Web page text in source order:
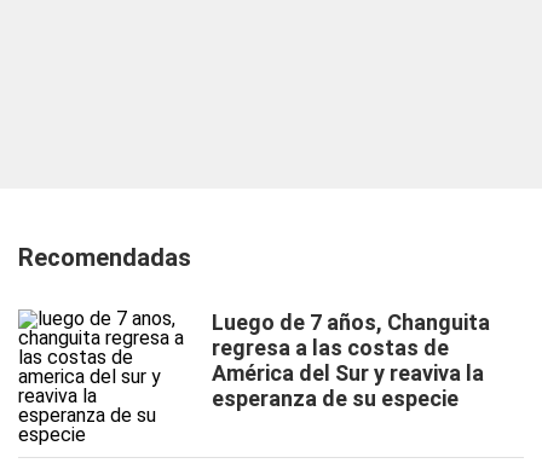
Recomendadas
Luego de 7 años, Changuita
regresa a las costas de
América del Sur y reaviva la
esperanza de su especie